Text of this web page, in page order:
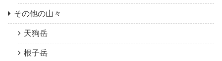
その他の山々
天狗岳
根子岳